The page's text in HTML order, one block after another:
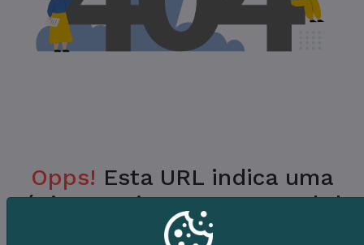
Opps! Esta URL indica uma
Página Inexistente no Portal da
Prefeitura.